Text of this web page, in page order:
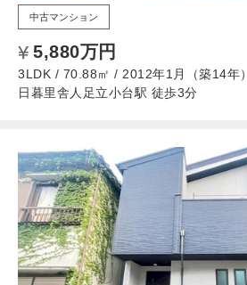
中古マンション
5,880万円
3LDK / 70.88㎡ / 2012年1月（築14年）
日暮里舎人足立小台駅 徒歩3分